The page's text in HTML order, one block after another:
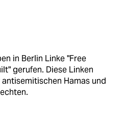
in Berlin Linke "Free
gerufen. Diese Linken
Hamas und